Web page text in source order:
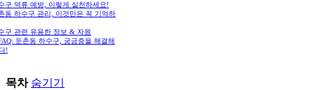
구 역류 예방, 이렇게 실천하세요!
동 하수구 관리, 이것만은 꼭 기억하
구 관련 유용한 정보 & 자원
둔촌동 하수구, 궁금증을 해결해
!
목차 숨기기